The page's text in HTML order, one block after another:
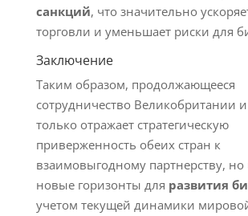
санкций, что значительно
торговли и уменьшает риски для
Заключение
Таким образом, продолжающееся
сотрудничество Великобритании
только отражает стратегическую
приверженность обеих стран к
взаимовыгодному партнерству, но
новые горизонты для развития
учетом текущей динамики